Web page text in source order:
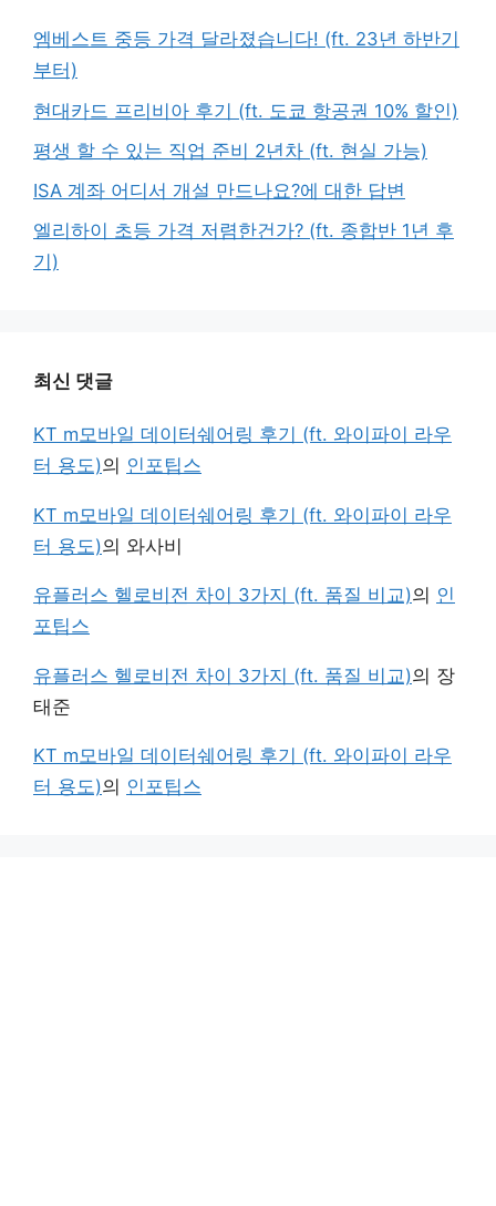
엠베스트 중등 가격 달라졌습니다! (ft. 23년 하반기
부터)
현대카드 프리비아 후기 (ft. 도쿄 항공권 10% 할인)
평생 할 수 있는 직업 준비 2년차 (ft. 현실 가능)
ISA 계좌 어디서 개설 만드나요?에 대한 답변
엘리하이 초등 가격 저렴한건가? (ft. 종합반 1년 후
기)
최신 댓글
KT m모바일 데이터쉐어링 후기 (ft. 와이파이 라우
터 용도)의 인포팁스
KT m모바일 데이터쉐어링 후기 (ft. 와이파이 라우
터 용도)의 와사비
유플러스 헬로비전 차이 3가지 (ft. 품질 비교)의 인
포팁스
유플러스 헬로비전 차이 3가지 (ft. 품질 비교)의 장
태준
KT m모바일 데이터쉐어링 후기 (ft. 와이파이 라우
터 용도)의 인포팁스